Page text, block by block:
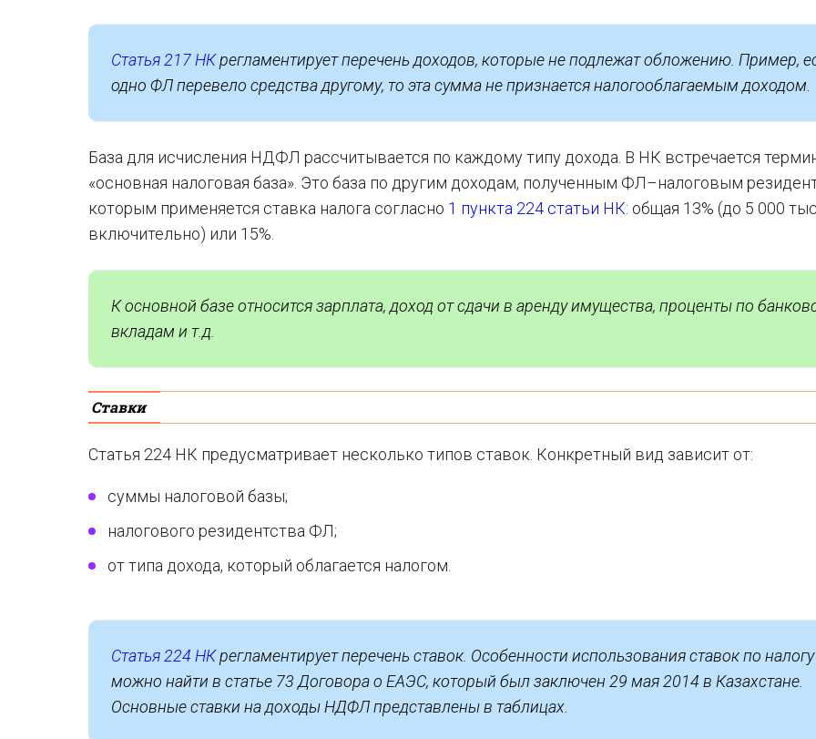
Статья 217 НКрегламентирует перечень доходов, которые не подлежат обложению. Пример,
одно ФЛ перевело средства другому, то эта сумма не признается налогооблагаемым доходом.
База для исчисления НДФЛ рассчитывается по каждому типу дохода. В НК встречается
«основная налоговая база». Это база по другим доходам, полученным ФЛ–налоговым
которым применяется ставка налога согласно 1 пункта 224 статьи НК: общая 13% (до 5 000
включительно) или 15%.
К основной базе относится зарплата, доход от сдачи в аренду имущества, проценты по
вкладам и т.д.
Ставки
Статья 224 НК предусматривает несколько типов ставок. Конкретный вид зависит от:
суммы налоговой базы;
налогового резидентства ФЛ;
от типа дохода, который облагается налогом.
Статья 224 НКрегламентирует перечень ставок. Особенности использования ставок по налогу
можно найти в статье 73 Договора о ЕАЭС, который был заключен 29 мая 2014 в Казахстане.
Основные ставки на доходы НДФЛ представлены в таблицах.